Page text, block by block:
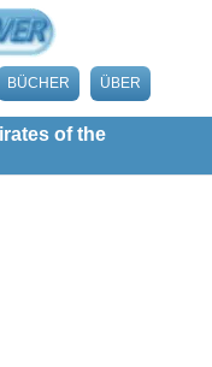
BÜCHER ÜBER
of the